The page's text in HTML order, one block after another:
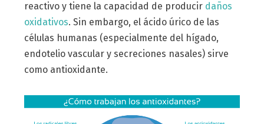
reactivo y tiene la capacidad de producir daños
oxidativos. Sin embargo, el ácido úrico de las
células humanas (especialmente del hígado,
endotelio vascular y secreciones nasales) sirve
como antioxidante.